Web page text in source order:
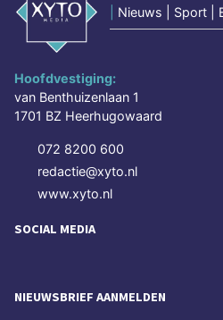
Nieuws | Sport |
Hoofdvestiging:
van Benthuizenlaan 1
1701 BZ Heerhugowaard
072 8200 600
redactie@xyto.nl
www.xyto.nl
SOCIAL MEDIA
NIEUWSBRIEF AANMELDEN